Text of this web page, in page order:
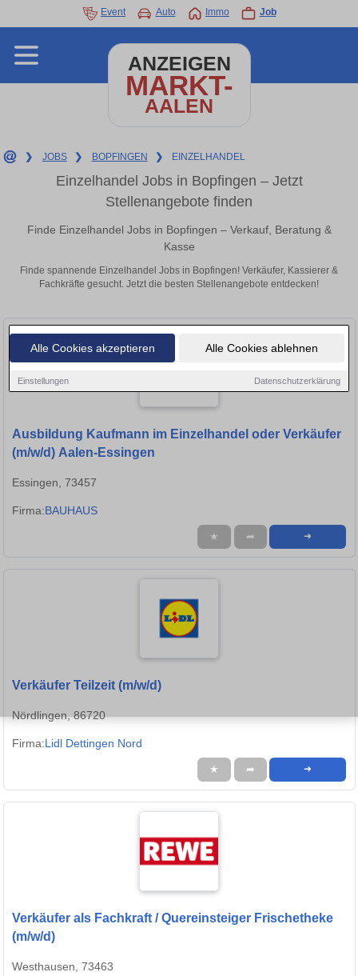
Alle Cookies akzeptieren Alle Cookies ablehnen
Einstellungen Datenschutzerklärung
Event Auto Immo Job
ANZEIGEN
MARKT-
AALEN
❯ JOBS ❯ BOPFINGEN ❯ EINZELHANDEL
Einzelhandel Jobs in Bopfingen – Jetzt
Stellenangebote finden
Finde Einzelhandel Jobs in Bopfingen – Verkauf, Beratung &
Kasse
Finde spannende Einzelhandel Jobs in Bopfingen! Verkäufer, Kassierer &
Fachkräfte gesucht. Jetzt die besten Stellenangebote entdecken!
Ausbildung Kaufmann im Einzelhandel oder Verkäufer
(m/w/d) Aalen-Essingen
Essingen, 73457
Firma:BAUHAUS
★ ➦ ➜
Verkäufer Teilzeit (m/w/d)
Nördlingen, 86720
Firma:Lidl Dettingen Nord
★ ➦ ➜
Verkäufer als Fachkraft / Quereinsteiger Frischetheke
(m/w/d)
Westhausen, 73463